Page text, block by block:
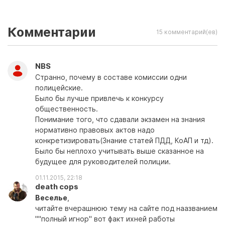
Комментарии 15 комментарий(ев)
NBS
Странно, почему в составе комиссии одни
полицейские.
Было бы лучше привлечь к конкурсу
общественность.
Понимание того, что сдавали экзамен на знания
нормативно правовых актов надо
конкретизировать(Знание статей ПДД, КоАП и тд).
Было бы неплохо учитывать выше сказанное на
будущее для руководителей полиции.
01.11.2015, 22:18
death cops
Веселье
читайте вчерашнюю тему на сайте под наазванием
''''полный игнор'' вот факт ихней работы